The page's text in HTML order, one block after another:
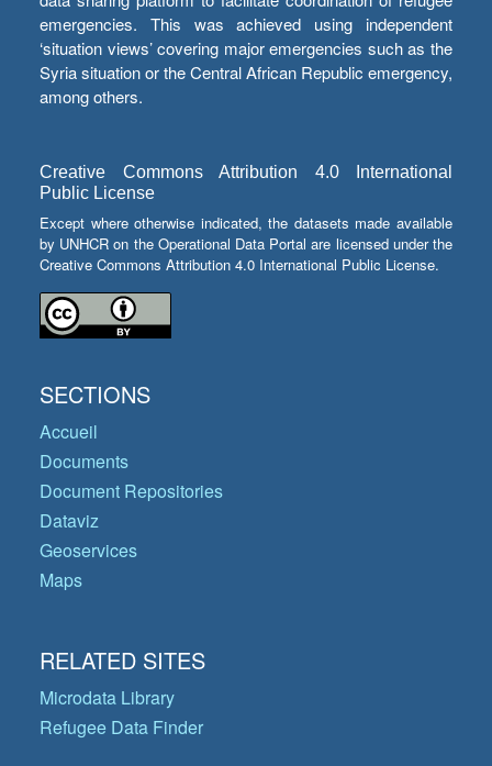
emergencies. This was achieved using independent
‘situation views’ covering major emergencies such as the
Syria situation or the Central African Republic emergency,
among others.
Creative Commons Attribution 4.0 International
Public License
Except where otherwise indicated, the datasets made available
by UNHCR on the Operational Data Portal are licensed under the
Creative Commons Attribution 4.0 International Public License.
SECTIONS
Accueil
Documents
Document Repositories
Dataviz
Geoservices
Maps
RELATED SITES
Microdata Library
Refugee Data Finder